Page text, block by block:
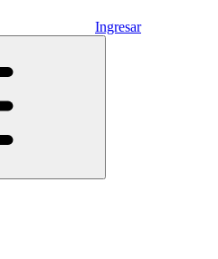
Ingresar